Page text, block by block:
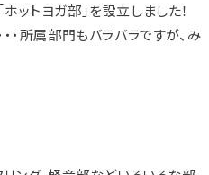
ットヨガ部」を設立しました！
・所属部門もバラバラですが、み